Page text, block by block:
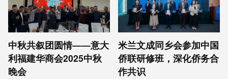
中秋共叙团圆情——意大
利福建华商会2025中秋
晚会
米兰文成同乡会参加中国
侨联研修班，深化侨务合
作共识